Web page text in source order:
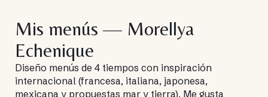
Mis menús — Morellya
Echenique
Diseño menús de 4 tiempos con inspiración
internacional (francesa, italiana, japonesa,
mexicana y propuestas mar y tierra). Me gusta